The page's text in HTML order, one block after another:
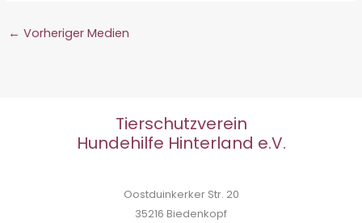
← Vorheriger Medien
Tierschutzverein
Hundehilfe Hinterland e.V.
Oostduinkerker Str. 20
35216 Biedenkopf